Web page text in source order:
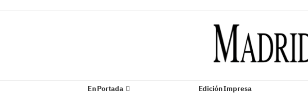
En Portada Edición Impresa